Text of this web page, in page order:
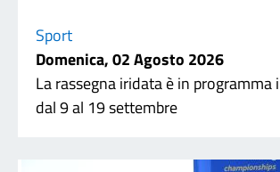
Sport
Domenica, 02 Agosto 2026
La rassegna iridata è in programma
dal 9 al 19 settembre